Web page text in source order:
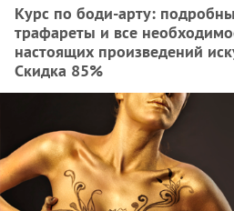
Курс по боди-арту:
трафареты и все
настоящих произведений
Скидка 85%